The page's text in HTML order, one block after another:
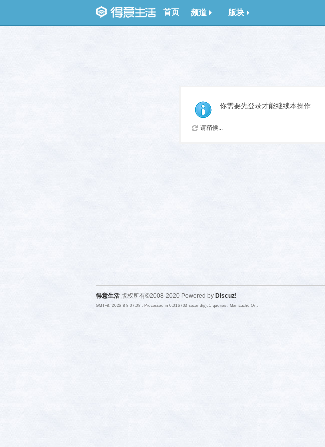
首页 频道 版块
你需要先登录才能继续本操作
请稍候...
得意生活 版权所有©2008-2020 Powered by Discuz!
GMT+8, 2026-8-8 07:08 , Processed in 0.016703 second(s), 1 queries , Memcache On.